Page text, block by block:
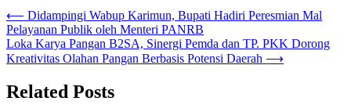
⟵ Didampingi Wabup Karimun, Bupati Hadiri Peresmian Mal
Pelayanan Publik oleh Menteri PANRB
Loka Karya Pangan B2SA, Sinergi Pemda dan TP. PKK Dorong
Kreativitas Olahan Pangan Berbasis Potensi Daerah ⟶
Related Posts